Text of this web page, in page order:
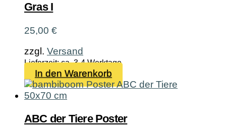
Gras I
25,00 €
zzgl. Versand
Lieferzeit: ca. 3-4 Werktage
In den Warenkorb
ABC der Tiere Poster